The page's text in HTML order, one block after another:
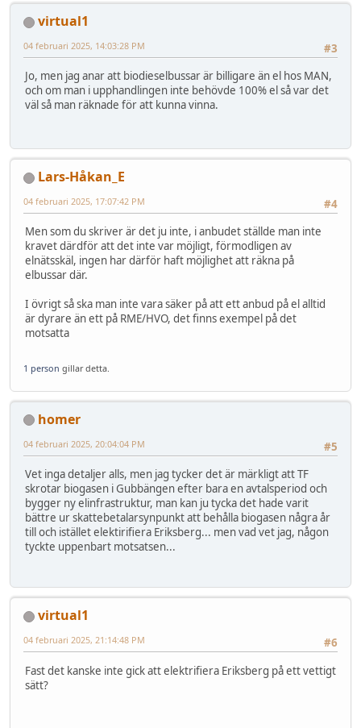
virtual1
#3
04 februari 2025, 14:03:28 PM
Jo, men jag anar att biodieselbussar är billigare än el hos MAN,
och om man i upphandlingen inte behövde 100% el så var det
väl så man räknade för att kunna vinna.
Lars-Håkan_E
#4
04 februari 2025, 17:07:42 PM
Men som du skriver är det ju inte, i anbudet ställde man inte
kravet därdför att det inte var möjligt, förmodligen av
elnätsskäl, ingen har därför haft möjlighet att räkna på
elbussar där.
I övrigt så ska man inte vara säker på att ett anbud på el alltid
är dyrare än ett på RME/HVO, det finns exempel på det
motsatta
1 person gillar detta.
homer
#5
04 februari 2025, 20:04:04 PM
Vet inga detaljer alls, men jag tycker det är märkligt att TF
skrotar biogasen i Gubbängen efter bara en avtalsperiod och
bygger ny elinfrastruktur, man kan ju tycka det hade varit
bättre ur skattebetalarsynpunkt att behålla biogasen några år
till och istället elektirifiera Eriksberg... men vad vet jag, någon
tyckte uppenbart motsatsen...
virtual1
#6
04 februari 2025, 21:14:48 PM
Fast det kanske inte gick att elektrifiera Eriksberg på ett vettigt
sätt?